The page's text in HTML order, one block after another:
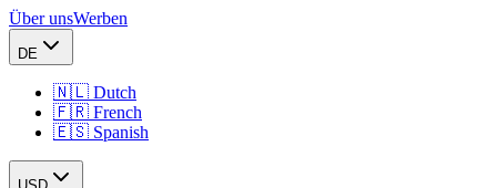
Über unsWerben
DE
🇳🇱 Dutch
🇫🇷 French
🇪🇸 Spanish